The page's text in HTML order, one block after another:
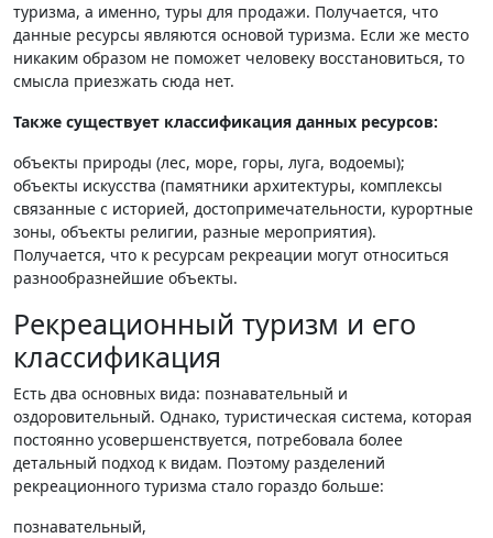
туризма, а именно, туры для продажи. Получается, что
данные ресурсы являются основой туризма. Если же место
никаким образом не поможет человеку восстановиться, то
смысла приезжать сюда нет.
Также существует классификация данных ресурсов:
объекты природы (лес, море, горы, луга, водоемы);
объекты искусства (памятники архитектуры, комплексы
связанные с историей, достопримечательности, курортные
зоны, объекты религии, разные мероприятия).
Получается, что к ресурсам рекреации могут относиться
разнообразнейшие объекты.
Рекреационный туризм и его
классификация
Есть два основных вида: познавательный и
оздоровительный. Однако, туристическая система, которая
постоянно усовершенствуется, потребовала более
детальный подход к видам. Поэтому разделений
рекреационного туризма стало гораздо больше:
познавательный,